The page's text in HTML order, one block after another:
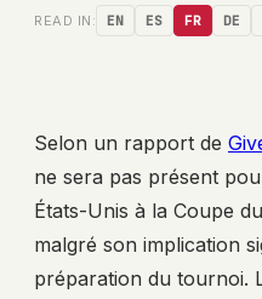
READ IN: EN ES FR DE
Selon un rapport de
ne sera pas présent
États-Unis à la Coupe
malgré son implication
préparation du tournoi.